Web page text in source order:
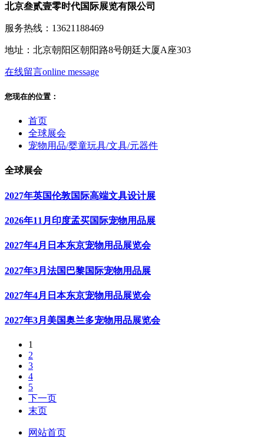
北京叁贰壹零时代国际展览有限公司
服务热线：13621188469
地址：北京朝阳区朝阳路8号朗廷大厦A座303
在线留言online message
您现在的位置：
首页
全球展会
宠物用品/婴童玩具/文具/元器件
全球展会
2027年英国伦敦国际高端文具设计展
2026年11月印度孟买国际宠物用品展
2027年4月日本东京宠物用品展览会
2027年3月法国巴黎国际宠物用品展
2027年4月日本东京宠物用品展览会
2027年3月美国奥兰多宠物用品展览会
1
2
3
4
5
下一页
末页
网站首页